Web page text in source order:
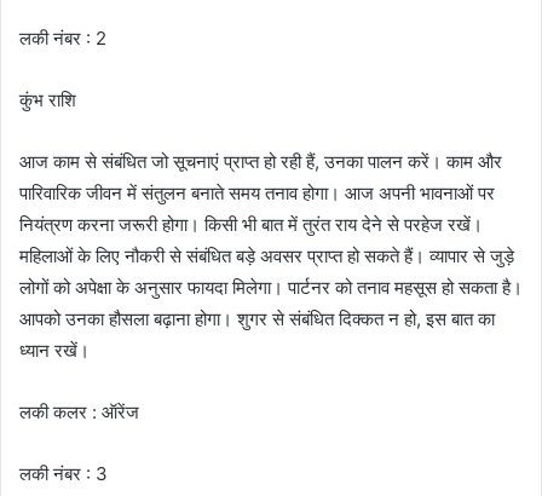
लकी नंबर : 2
कुंभ राशि
आज काम से संबंधित जो सूचनाएं प्राप्त हो रही हैं, उनका पालन करें। काम और
पारिवारिक जीवन में संतुलन बनाते समय तनाव होगा। आज अपनी भावनाओं पर
नियंत्रण करना जरूरी होगा। किसी भी बात में तुरंत राय देने से परहेज रखें।
महिलाओं के लिए नौकरी से संबंधित बड़े अवसर प्राप्त हो सकते हैं। व्यापार से जुड़े
लोगों को अपेक्षा के अनुसार फायदा मिलेगा। पार्टनर को तनाव महसूस हो सकता है।
आपको उनका हौसला बढ़ाना होगा। शुगर से संबंधित दिक्कत न हो, इस बात का
ध्यान रखें।
लकी कलर : ऑरेंज
लकी नंबर : 3